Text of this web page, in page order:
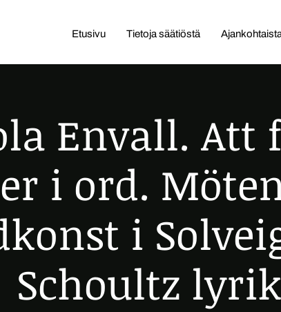
Etusivu Tietoja säätiöstä Ajankohtaista
Envall. Att
i ord.
i
Schoultz